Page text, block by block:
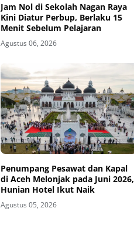
Jam Nol di Sekolah Nagan Raya
Kini Diatur Perbup, Berlaku 15
Menit Sebelum Pelajaran
Agustus 06, 2026
Penumpang Pesawat dan Kapal
di Aceh Melonjak pada Juni 2026,
Hunian Hotel Ikut Naik
Agustus 05, 2026